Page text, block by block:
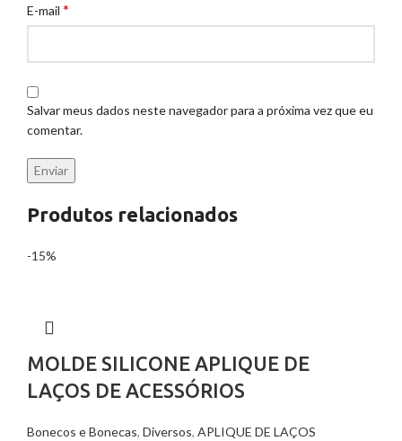
E-mail *
Salvar meus dados neste navegador para a próxima vez que eu
comentar.
Produtos relacionados
-15%
MOLDE SILICONE APLIQUE DE
LAÇOS DE ACESSÓRIOS
Bonecos e Bonecas, Diversos, APLIQUE DE LAÇOS